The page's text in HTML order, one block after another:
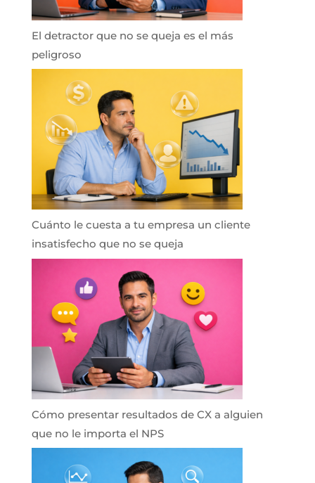
El detractor que no se queja es el más
peligroso
Cuánto le cuesta a tu empresa un cliente
insatisfecho que no se queja
Cómo presentar resultados de CX a alguien
que no le importa el NPS